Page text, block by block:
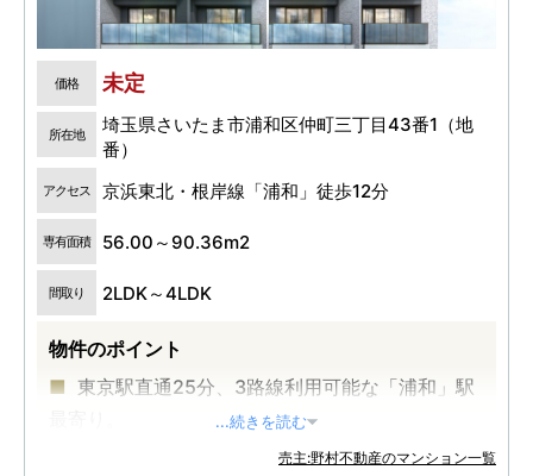
価格 未定
所在地
埼玉県さいたま市浦和区仲町三丁目43番1（地
番）
アクセス 京浜東北・根岸線「浦和」徒歩12分
専有面積 56.00～90.36m2
間取り 2LDK～4LDK
物件のポイント
東京駅直通25分、3路線利用可能な「浦和」駅
住宅街の穏やかさ、商業エリアの利便性を備え
...続きを読む
売主:野村不動産のマンション一覧